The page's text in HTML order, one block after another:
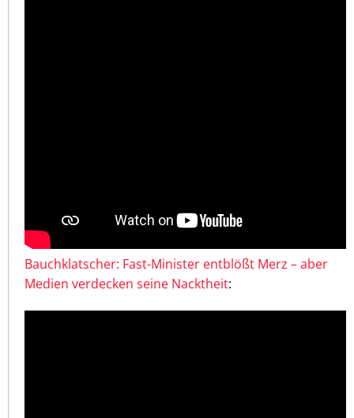
Bauchklatscher: Fast-Minister entblößt Merz – aber
Medien verdecken seine Nacktheit: